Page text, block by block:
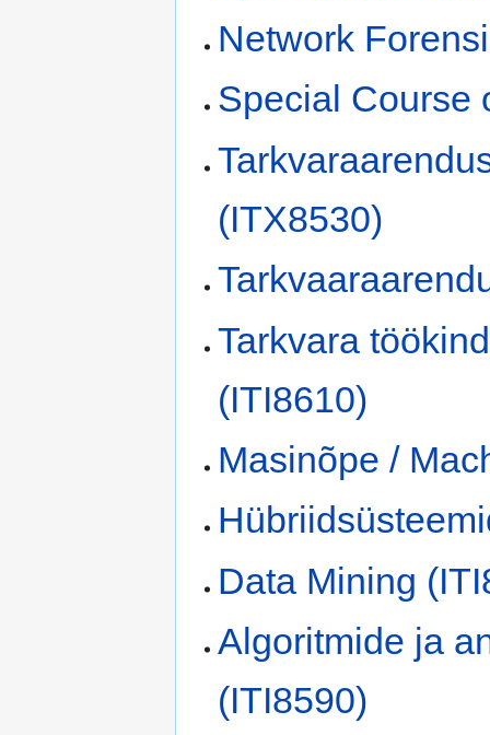
Network
Special Course
(ITX8530)
Tarkvara
(ITI8610)
Masinõpe /
Data Mining
Algoritmide ja
(ITI8590)